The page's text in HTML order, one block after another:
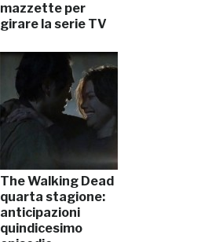
mazzette per
girare la serie TV
The Walking Dead
quarta stagione:
anticipazioni
quindicesimo